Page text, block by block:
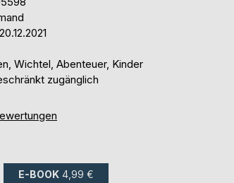
Wichtel, Abenteuer, Kinder
zugänglich
E-BOOK 4,99 €